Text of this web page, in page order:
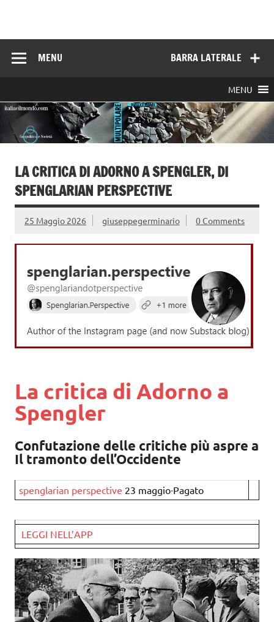
BARRA LATERALE
MENU
MENU
LA CRITICA DI ADORNO A SPENGLER, DI
SPENGLARIAN PERSPECTIVE
25 Maggio 2026 giuseppegerminario 0 Comments
La critica di Adorno a
Spengler
Confutazione delle critiche più aspre a
Il tramonto dell’Occidente
spenglarian perspective 23 maggio∙Pagato
LEGGI NELL’APP